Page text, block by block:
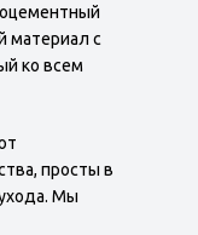
материал с
ко всем
просты в
Мы